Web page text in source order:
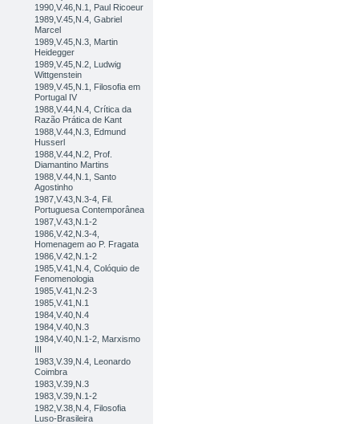
1990,V.46,N.1, Paul Ricoeur
1989,V.45,N.4, Gabriel
Marcel
1989,V.45,N.3, Martin
Heidegger
1989,V.45,N.2, Ludwig
Wittgenstein
1989,V.45,N.1, Filosofia em
Portugal IV
1988,V.44,N.4, Crítica da
Razão Prática de Kant
1988,V.44,N.3, Edmund
Husserl
1988,V.44,N.2, Prof.
Diamantino Martins
1988,V.44,N.1, Santo
Agostinho
1987,V.43,N.3-4, Fil.
Portuguesa Contemporânea
1987,V.43,N.1-2
1986,V.42,N.3-4,
Homenagem ao P. Fragata
1986,V.42,N.1-2
1985,V.41,N.4, Colóquio de
Fenomenologia
1985,V.41,N.2-3
1985,V.41,N.1
1984,V.40,N.4
1984,V.40,N.3
1984,V.40,N.1-2, Marxismo
III
1983,V.39,N.4, Leonardo
Coimbra
1983,V.39,N.3
1983,V.39,N.1-2
1982,V.38,N.4, Filosofia
Luso-Brasileira